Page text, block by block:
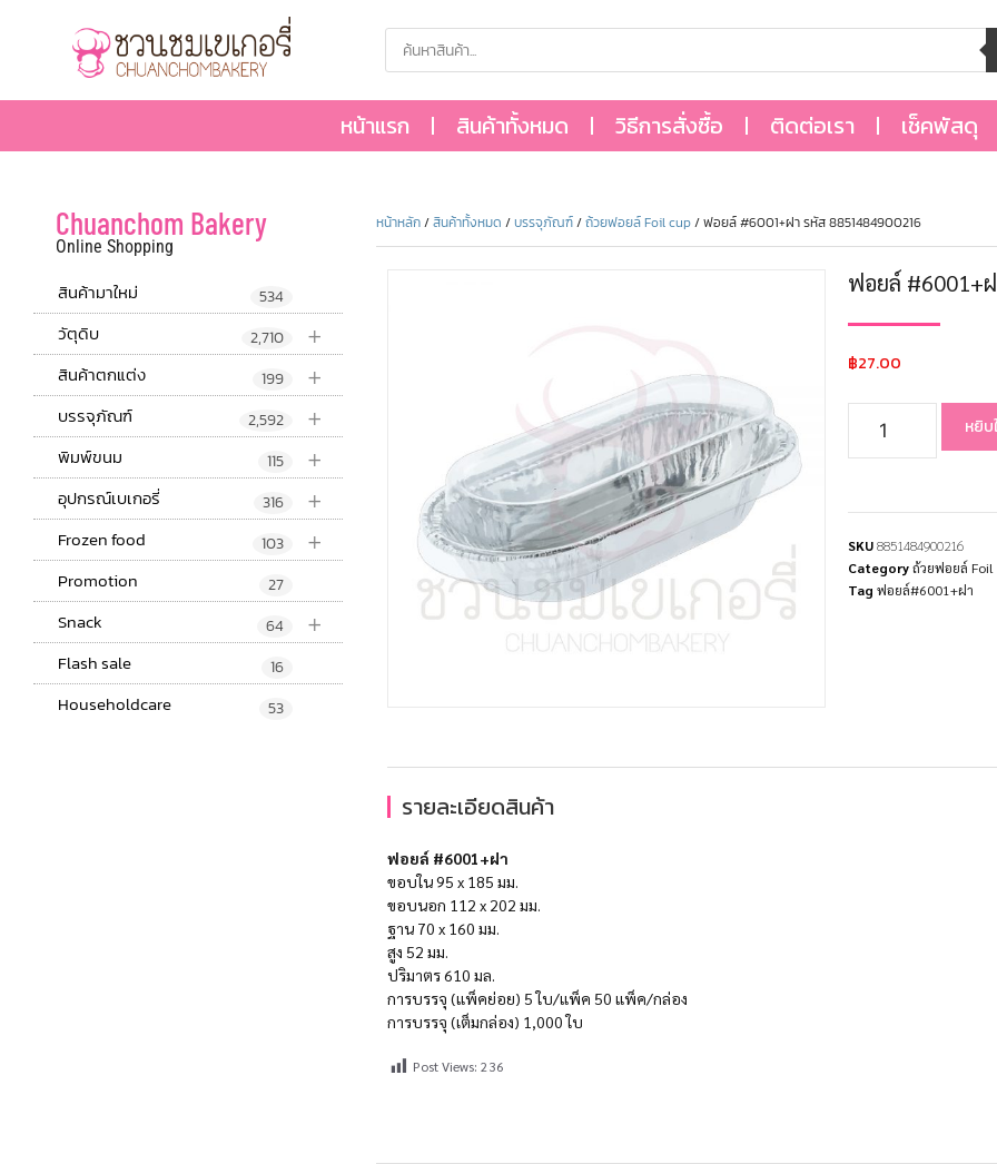
หน้าแรก สินค้าทั้งหมด วิธีการสั่งซื้อ ติดต่อเรา เช็คพัสดุ
Chuanchom Bakery
Online Shopping
สินค้ามาใหม่ 534
+
วัตุดิบ 2,710
+
สินค้าตกแต่ง 199
+
บรรจุภัณฑ์ 2,592
+
พิมพ์ขนม 115
+
อุปกรณ์เบเกอรี่ 316
+
Frozen food 103
Promotion 27
+
Snack 64
Flash sale 16
Householdcare 53
หน้าหลัก/สินค้าทั้งหมด /บรรจุภัณฑ์/ถ้วยฟอยล์ Foil cup/ ฟอยล์ #6001+ฝา รหัส 8851484900216
ฟอยล์ #6001+
฿27.00
หยิบ
SKU8851484900216
Categoryถ้วยฟอยล์ Foil
Tag ฟอยล์#6001+ฝา
รายละเอียดสินค้า
ฟอยล์ #6001+ฝา
ขอบใน 95 x 185 มม.
ขอบนอก 112 x 202 มม.
ฐาน 70 x 160 มม.
สูง 52 มม.
ปริมาตร 610 มล.
การบรรจุ (แพ็คย่อย) 5 ใบ/แพ็ค 50 แพ็ค/กล่อง
การบรรจุ (เต็มกล่อง) 1,000 ใบ
Post Views: 236